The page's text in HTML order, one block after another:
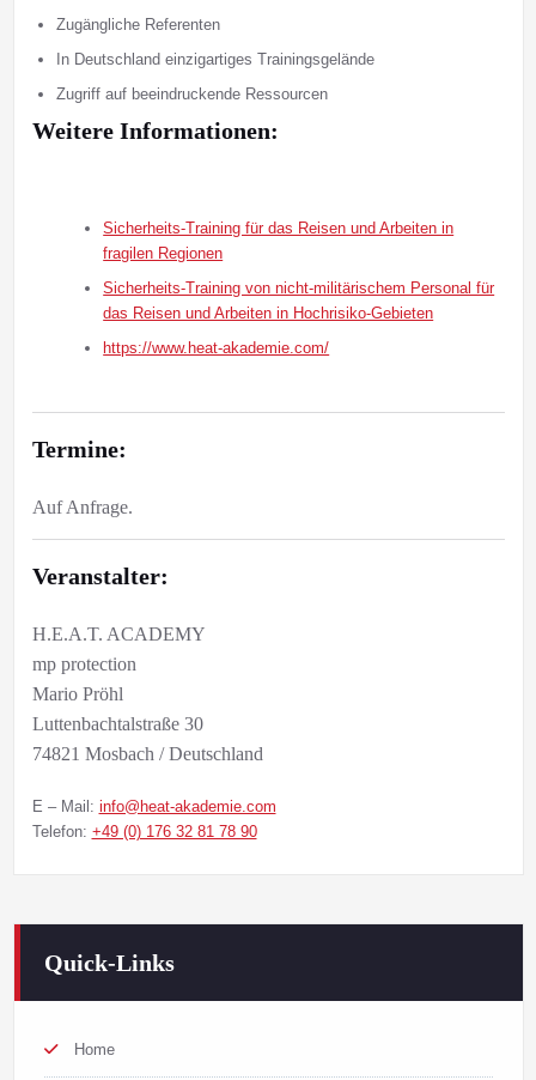
Zugängliche Referenten
In Deutschland einzigartiges Trainingsgelände
Zugriff auf beeindruckende Ressourcen
Weitere Informationen:
Sicherheits-Training für das Reisen und Arbeiten in
fragilen Regionen
Sicherheits-Training von nicht-militärischem Personal für
das Reisen und Arbeiten in Hochrisiko-Gebieten
https://www.heat-akademie.com/
Termine:
Auf Anfrage.
Veranstalter:
H.E.A.T. ACADEMY
mp protection
Mario Pröhl
Luttenbachtalstraße 30
74821 Mosbach / Deutschland
E – Mail: info@heat-akademie.com
Telefon: +49 (0) 176 32 81 78 90
Quick-Links
Home